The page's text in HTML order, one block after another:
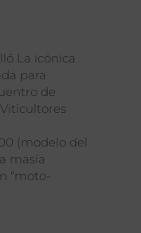
La icónica
para
de
(modelo del
masía
“moto-